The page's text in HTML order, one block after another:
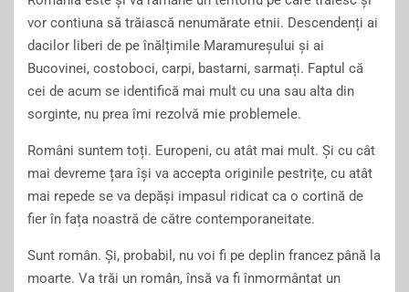
vor contiuna să trăiască nenumărate etnii. Descendenți ai
dacilor liberi de pe înălțimile Maramureșului și ai
Bucovinei, costoboci, carpi, bastarni, sarmați. Faptul că
cei de acum se identifică mai mult cu una sau alta din
sorginte, nu prea îmi rezolvă mie problemele.
Români suntem toți. Europeni, cu atât mai mult. Și cu cât
mai devreme țara își va accepta originile pestrițe, cu atât
mai repede se va depăși impasul ridicat ca o cortină de
fier în fața noastră de către contemporaneitate.
Sunt român. Și, probabil, nu voi fi pe deplin francez până la
moarte. Va trăi un român, însă va fi înmormântat un